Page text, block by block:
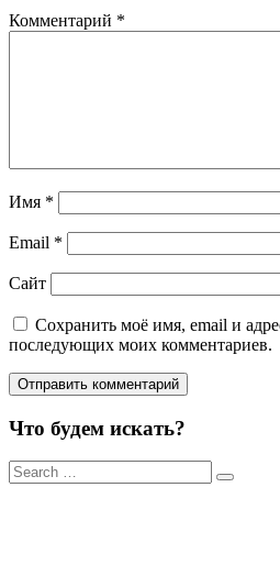
Комментарий *
Имя *
Email *
Сайт
Сохранить моё имя, email и
последующих моих комментариев.
Что будем искать?
Результаты
поиска